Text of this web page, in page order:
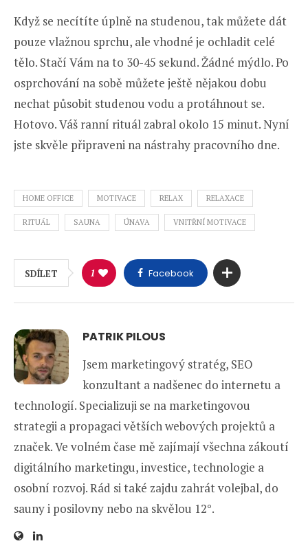
Když se necítíte úplně na studenou, tak můžete dát
pouze vlažnou sprchu, ale vhodné je ochladit celé
tělo. Stačí Vám na to 30-45 sekund. Žádné mýdlo. Po
osprchování na sobě můžete ještě nějakou dobu
nechat působit studenou vodu a protáhnout se.
Hotovo. Váš ranní rituál zabral okolo 15 minut. Nyní
jste skvěle připraveni na nástrahy pracovního dne.
HOME OFFICE MOTIVACE RELAX RELAXACE
RITUÁL SAUNA ÚNAVA VNITŘNÍ MOTIVACE
SDÍLET 1 Facebook
PATRIK PILOUS
Jsem marketingový stratég, SEO
konzultant a nadšenec do internetu a
technologií. Specializuji se na marketingovou
strategii a propagaci větších webových projektů a
značek. Ve volném čase mě zajímají všechna zákoutí
digitálního marketingu, investice, technologie a
osobní rozvoj. Rád si také zajdu zahrát volejbal, do
sauny i posilovny nebo na skvělou 12°.